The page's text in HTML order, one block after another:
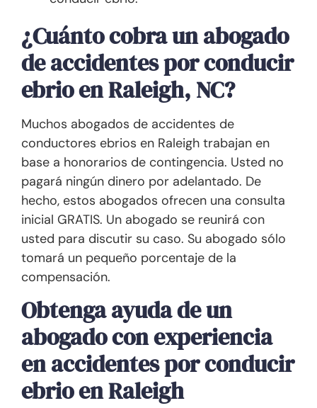
¿Cuánto cobra un abogado
de accidentes por conducir
ebrio en Raleigh, NC?
Muchos abogados de accidentes de
conductores ebrios en Raleigh trabajan en
base a honorarios de contingencia. Usted no
pagará ningún dinero por adelantado. De
hecho, estos abogados ofrecen una consulta
inicial GRATIS. Un abogado se reunirá con
usted para discutir su caso. Su abogado sólo
tomará un pequeño porcentaje de la
compensación.
Obtenga ayuda de un
abogado con experiencia
en accidentes por conducir
ebrio en Raleigh